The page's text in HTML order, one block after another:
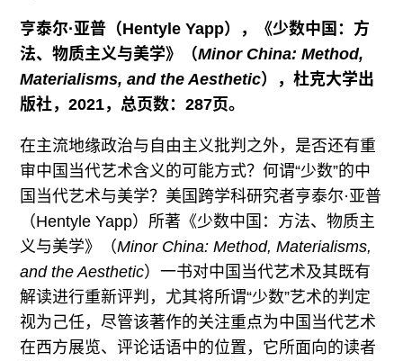
联系我们
关注我们
亨泰尔·亚普（Hentyle Yapp），《少数中国：方
法、物质主义与美学》（Minor China: Method,
Materialisms, and the Aesthetic），杜克大学出
版社，2021，总页数：287页。
在主流地缘政治与自由主义批判之外，是否还有重
审中国当代艺术含义的可能方式？何谓“少数”的中
国当代艺术与美学？美国跨学科研究者亨泰尔·亚普
（Hentyle Yapp）所著《少数中国：方法、物质主
义与美学》（Minor China: Method, Materialisms,
and the Aesthetic）一书对中国当代艺术及其既有
解读进行重新评判，尤其将所谓“少数”艺术的判定
视为己任，尽管该著作的关注重点为中国当代艺术
在西方展览、评论话语中的位置，它所面向的读者